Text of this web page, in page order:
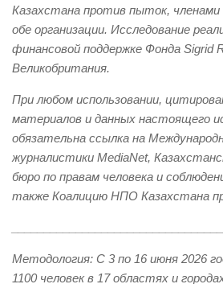
Казахстана против пыток,
обе организации. Исследование
финансовой поддержке Фонда Sigrid
Великобритания.
При любом использовании,
материалов и данных настоящего
обязательна ссылка на
журналистики MediaNet,
бюро по правам человека и
также Коалицию НПО Казахстана
Методология: С 3 по 16 июня 2026
1100 человек в 17 областях и